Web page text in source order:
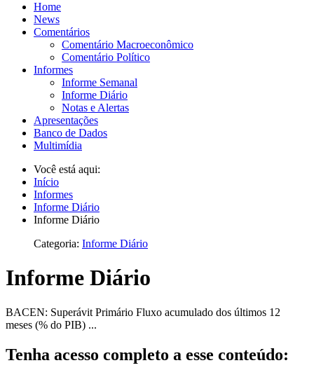
Home
News
Comentários
Comentário Macroeconômico
Comentário Político
Informes
Informe Semanal
Informe Diário
Notas e Alertas
Apresentações
Banco de Dados
Multimídia
Você está aqui:
Início
Informes
Informe Diário
Informe Diário
Categoria: Informe Diário
Informe Diário
BACEN: Superávit Primário Fluxo acumulado dos últimos 12
meses (% do PIB) ...
Tenha acesso completo a esse conteúdo: